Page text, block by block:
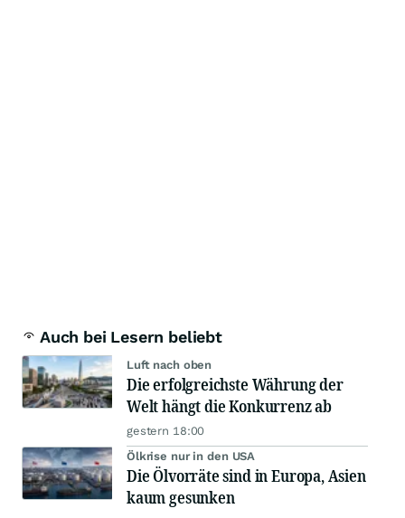
Auch bei Lesern beliebt
Luft nach oben
Die erfolgreichste Währung der
Welt hängt die Konkurrenz ab
gestern 18:00
Ölkrise nur in den USA
Die Ölvorräte sind in Europa, Asien
kaum gesunken